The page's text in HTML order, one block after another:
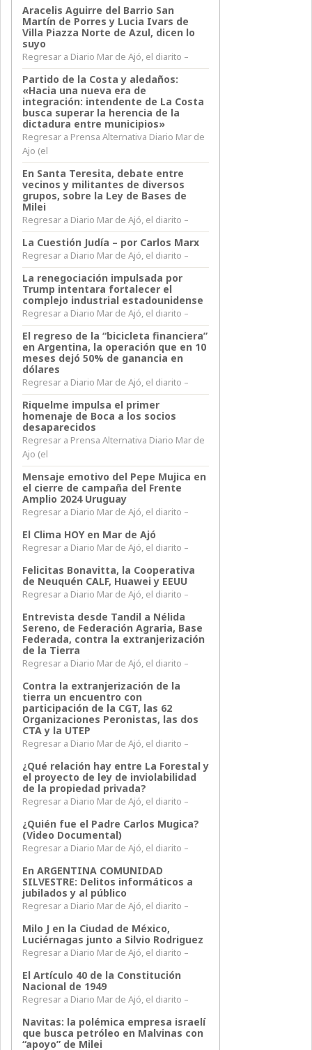
Aracelis Aguirre del Barrio San
Martín de Porres y Lucia Ivars de
Villa Piazza Norte de Azul, dicen lo
suyo
Regresar a Diario Mar de Ajó, el diarito –
Partido de la Costa y aledaños:
«Hacia una nueva era de
integración: intendente de La Costa
busca superar la herencia de la
dictadura entre municipios»
Regresar a Prensa Alternativa Diario Mar de
Ajo (el
En Santa Teresita, debate entre
vecinos y militantes de diversos
grupos, sobre la Ley de Bases de
Milei
Regresar a Diario Mar de Ajó, el diarito –
La Cuestión Judía – por Carlos Marx
Regresar a Diario Mar de Ajó, el diarito –
La renegociación impulsada por
Trump intentara fortalecer el
complejo industrial estadounidense
Regresar a Diario Mar de Ajó, el diarito –
El regreso de la “bicicleta financiera”
en Argentina, la operación que en 10
meses dejó 50% de ganancia en
dólares
Regresar a Diario Mar de Ajó, el diarito –
Riquelme impulsa el primer
homenaje de Boca a los socios
desaparecidos
Regresar a Prensa Alternativa Diario Mar de
Ajo (el
Mensaje emotivo del Pepe Mujica en
el cierre de campaña del Frente
Amplio 2024 Uruguay
Regresar a Diario Mar de Ajó, el diarito –
El Clima HOY en Mar de Ajó
Regresar a Diario Mar de Ajó, el diarito –
Felicitas Bonavitta, la Cooperativa
de Neuquén CALF, Huawei y EEUU
Regresar a Diario Mar de Ajó, el diarito –
Entrevista desde Tandil a Nélida
Sereno, de Federación Agraria, Base
Federada, contra la extranjerización
de la Tierra
Regresar a Diario Mar de Ajó, el diarito –
Contra la extranjerización de la
tierra un encuentro con
participación de la CGT, las 62
Organizaciones Peronistas, las dos
CTA y la UTEP
Regresar a Diario Mar de Ajó, el diarito –
¿Qué relación hay entre La Forestal y
el proyecto de ley de inviolabilidad
de la propiedad privada?
Regresar a Diario Mar de Ajó, el diarito –
¿Quién fue el Padre Carlos Mugica?
(Video Documental)
Regresar a Diario Mar de Ajó, el diarito –
En ARGENTINA COMUNIDAD
SILVESTRE: Delitos informáticos a
jubilados y al público
Regresar a Diario Mar de Ajó, el diarito –
Milo J en la Ciudad de México,
Luciérnagas junto a Silvio Rodriguez
Regresar a Diario Mar de Ajó, el diarito –
El Artículo 40 de la Constitución
Nacional de 1949
Regresar a Diario Mar de Ajó, el diarito –
Navitas: la polémica empresa israelí
que busca petróleo en Malvinas con
“apoyo” de Milei